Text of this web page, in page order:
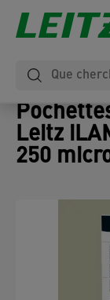
Leitz
250